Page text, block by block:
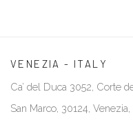
VENEZIA - ITALY
Ca’ del Duca 3052, Corte
San Marco, 30124,